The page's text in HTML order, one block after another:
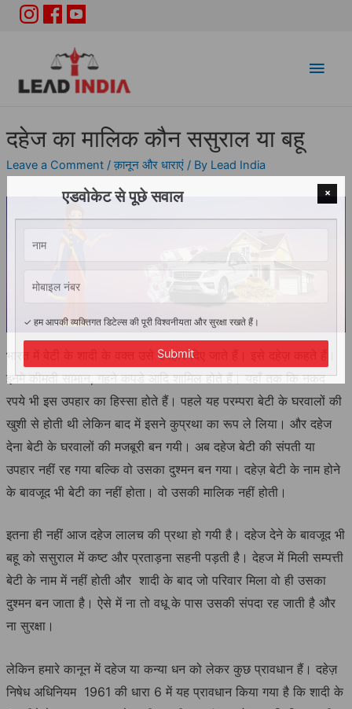
Main
दहेज का मालिक कौन ससुराल या बहू
Leave a Comment / क़ानून और धाराएं/ By Lead India
भारत में बेटी के शादी के वक्त उसे उपहार दिए जाते हैं। इसे दहेज़ कहते हैं।
इनमे कीमती सामान, गहने कपडे आदि शामिल होते हैं। यहाँ तक कि नकद
रपये भी इस उपहार का हिस्सा होते हैं। पहले यह परम्परा बेटी के घरवालों की
खुशी से होती थी लेकिन बाद में इसने कुप्रथा का रूप ले लिया। और दहेज
देना बेटी के घरवालों की मजबूरी बन गयी। अब दहेज बेटी की संपती या
उपहार नहीं रह गया बल्कि वो उसका दुश्मन बन गया। दहेज़ बेटी के नाम होने
के बावजूद भी बेटी का नहीं होता। वो उसकी मालिक नहीं होती।
इतना ही नहीं आज दहेज लालच की प्रथा हो गयी है। दहेज देने के बावजूद भी
बहू को ससुराल में कष्ट और प्रताड़ना सहनी पड़ती है। देहज में मिली सम्पत्ती
बेटी के नाम में नहीं होती और शादी के बाद जो परिवार मिला वो ही उसका
दुश्मन बन जाता है। ऐसे में ना तो वधू के पास उसकी संपदा रह जाती है और
ना सुरक्षा।
लेकिन हमारे कानून में दहेज या कन्या धन को लेकर कुछ प्रावधान हैं। दहेज़
निषेध अधिनियम 1961 की धारा 6 में यह प्रावधान किया गया है कि शादी के
×
एडवोकेट से पूछे सवाल
✓ हम आपकी व्यक्तिगत डिटेल्स की पूरी विश्वनीयता और सुरक्षा रखते हैं।
Submit